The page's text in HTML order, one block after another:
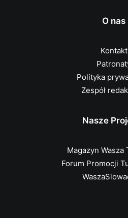
O nas
Kontakt
Polityka
Zespół
Nasze
Magazyn Wasza
Forum Promocji